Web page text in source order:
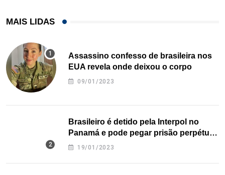
MAIS LIDAS
Assassino confesso de brasileira nos
EUA revela onde deixou o corpo
09/01/2023
Brasileiro é detido pela Interpol no
Panamá e pode pegar prisão perpétua
nos EUA
19/01/2023